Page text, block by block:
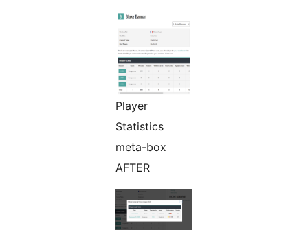
Player
Statistics
meta-box
AFTER